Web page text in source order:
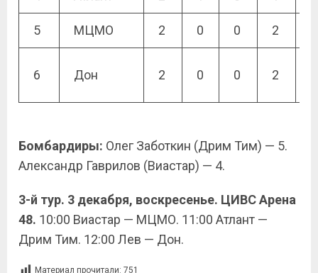
5 МЦМО 2 0 0 2
6 Дон 2 0 0 2
Бомбардиры: Олег Заботкин (Дрим Тим) — 5.
Александр Гаврилов (Виастар) — 4.
3-й тур. 3 декабря, воскресенье. ЦИВС Арена
48. 10:00 Виастар — МЦМО. 11:00 Атлант —
Дрим Тим. 12:00 Лев — Дон.
Материал прочитали: 751